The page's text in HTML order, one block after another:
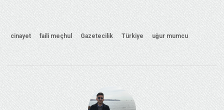
cinayet faili meçhul Gazetecilik Türkiye uğur mumcu